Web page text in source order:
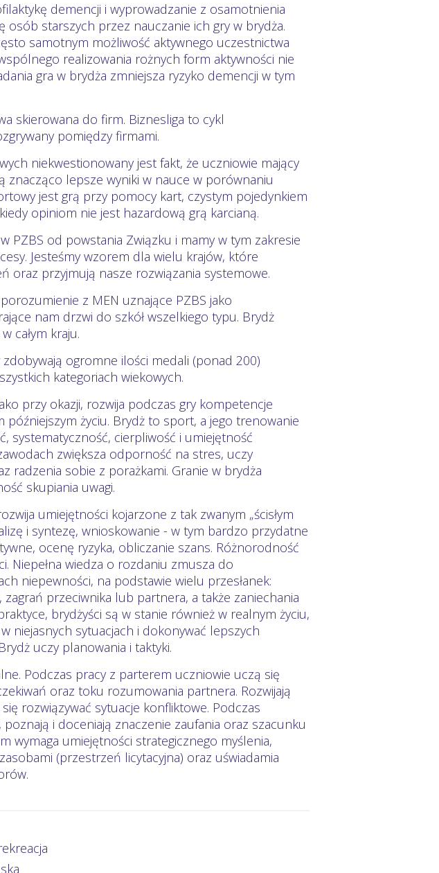
demencji i wyprowadzanie z osamotnienia
osób starszych przez nauczanie ich gry w brydża.
samotnym możliwość aktywnego uczestnictwa
realizowania rożnych form aktywności nie
gra w brydża zmniejsza ryzyko demencji w tym
skierowana do firm. Biznesliga to cykl
pomiędzy firmami.
niekwestionowany jest fakt, że uczniowie mający
znacząco lepsze wyniki w nauce w porównaniu
jest grą przy pomocy kart, czystym pojedynkiem
opiniom nie jest hazardową grą karcianą.
PZBS od powstania Związku i mamy w tym zakresie
Jesteśmy wzorem dla wielu krajów, które
oraz przyjmują nasze rozwiązania systemowe.
z MEN uznające PZBS jako
nam drzwi do szkół wszelkiego typu. Brydż
całym kraju.
zdobywają ogromne ilości medali (ponad 200)
kategoriach wiekowych.
przy okazji, rozwija podczas gry kompetencje
późniejszym życiu. Brydż to sport, a jego trenowanie
systematyczność, cierpliwość i umiejętność
zwiększa odporność na stres, uczy
radzenia sobie z porażkami. Granie w brydża
skupiania uwagi.
umiejętności kojarzone z tak zwanym „ścisłym
i syntezę, wnioskowanie - w tym bardzo przydatne
ocenę ryzyka, obliczanie szans. Różnorodność
Niepełna wiedza o rozdaniu zmusza do
niepewności, na podstawie wielu przesłanek:
przeciwnika lub partnera, a także zaniechania
brydżyści są w stanie również w realnym życiu,
niejasnych sytuacjach i dokonywać lepszych
uczy planowania i taktyki.
Podczas pracy z parterem uczniowie uczą się
oraz toku rozumowania partnera. Rozwijają
rozwiązywać sytuacje konfliktowe. Podczas
i doceniają znaczenie zaufania oraz szacunku
wymaga umiejętności strategicznego myślenia,
(przestrzeń licytacyjna) oraz uświadamia